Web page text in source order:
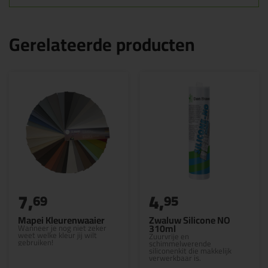
Gerelateerde producten
Mapei Kleurenwaaier
Wanneer je nog niet zeker
weet welke kleur jij wilt
gebruiken!
7,69
Zwaluw Silicone NO
310ml
Zuurvrije en
schimmelwerende
siliconenkit die makkelijk
verwerkbaar is.
4,95